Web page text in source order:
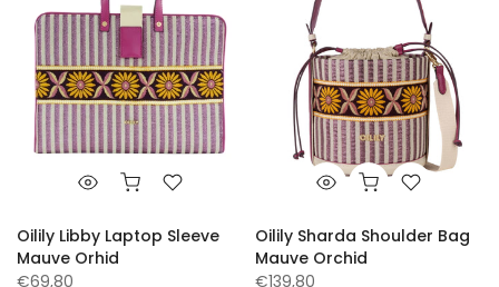
Oilily Libby Laptop Sleeve
Mauve Orhid
€69,80
Oilily Sharda Shoulder Bag
Mauve Orchid
€139,80